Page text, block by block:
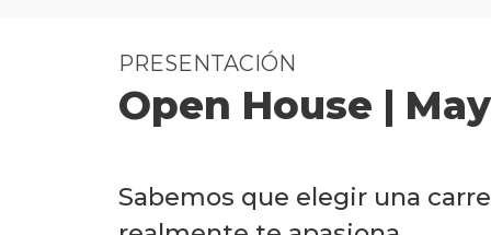
Open House |
PRESENTACIÓN
Sabemos que elegir una